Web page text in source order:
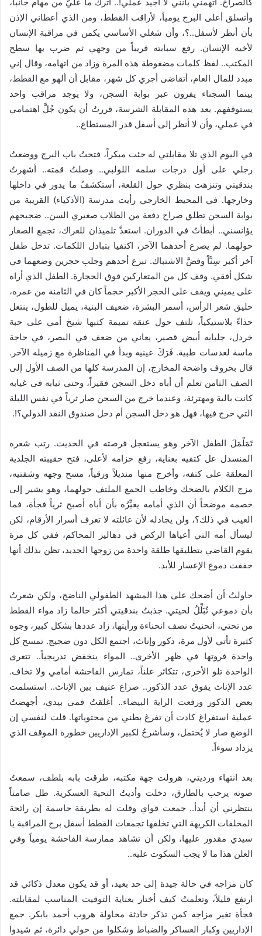
كالصراخ. اتهمني بأنني لا أجيد عملي!.. أترك ما عليّ من مهام جانباً،
وأتسلق أعلى البرج يومياً، لأراقب القطط، ومن الذي أعطاني الإذن
بأن أنظر لأسفل..؟، وأن شغلي الأساسي يكمن في مراقبة الإنسان
لأخيه الإنسان. رفع سبابته قريباً من وجهي ثم ضرب بها سطح
المكتب.. لفظ كلمات مضغوطة هذه المرة وزاد من اتهامه، وقال إني
مبدد للمال العام، أتقاضى أجري كل شهر، مقابل أن ألهو مع القطط،
بينما السجناء يفرون عبر بوابة السجن، ولا يوجد مراقب واحد
يستوقفهم. بعد هذه المقابلة الشرسة، قررتُ أن يكون جُلَّ اهتمامي
في عملي، وأن لا أنظر إلى أسفل قدر المستطاع..
في اليوم الذي تلا مقابلتي له جئت مبكراً، فتحتُ باب البرج ووضعتُ
رجلي على أول درجات سلمه اللولبي.. وصلتُ قمته.. أشهرتُ
بندقيتي وتنزهت بنظري حول القلعة، أستكشفُ ما يدور في داخلها
وخارجها. في المحيط الخارجي رأيت مدرسة (الأذكياء) القريبة من
بوابة السجن تطلق صراح دفعة من الطلاب صغيري السن.. ضجيجهم
يؤانسني.. أبطأتُ في الدوران. استعدَّ تلميذان للعراك، تجمع الصغار
حولهما. لم يصرع أحدهما الآخر، اكتفيا بتبادل اللكمات. تدخل طفل
آخر أكبر سِنَّاً وفضَّ الاشتباك. تبرع أحدهم وجلب حجرين وضعهما في
شكل أفقي. وقف كل من المتعاركين فوق الحجارة. الطفل الذي أراه
على يميني ويقف على الحجر الأكبر حجماً كان في الثامنة من عمره،
حليق شعر الرأس، أسمر البشرة، ضعيف البنية، يميل للطول، ينتعل
حذاءً بلاستيكياً، تلتف حول عنقه تميمة كتبها شيخ أمي على حبة
خردل، جلبابه أبيض قصير، يعاني من ضعف في البصر، في حاجة
ماسة لعدسات طبية. فَرَكَ عينيه وبدأ في المناظرة مع زميله الآخر.
قال بحروف واضحة المخارج، إن المدرسة كلها من الصف الأول إلى
الصف الثامن تعلم أن أباه دخل السجن فقيراً، وحتى ثيابه في غيابه
كانت بالية ومهترئة، وعندما خرج من السجن صار ثرياً في نفس الليلة
التي خرج فيها، فهل هو دخل السجن أم دخل صندوق النقد الدولي؟!.
تَمَلْمَلَ الطفل الآخر وهو يستعجل فرصته في الحديث. رتب شعره
المنسدل عل كتفيه بعناية، رفع حزامه لأعلى، فتح حقيبته الجلدية
المعلقة على كتفه، وأخرج منها منديلاً ورقياً، مسح وجهه وشفتيه،
مزج الكلام بالضحك وخاطب الجمع الملتف حولهما، وهو يشير إلى
خصمه موضحاً أن الذي أمامه يعيِّرُه بأن أباه أصبح ثرياً فجأة، فما
العيب في ذلك؟، ولن يجادله لأن عائلته لا تعرف أسرار الأرقام، لكن
ليسأل أمه التي أعياها الركض في دهاليز المحاكم، ففي كل مرة
يقوم القاضي بتطليقها طلقة واحدة من زوجها الجديد، تظن بذلك أنها
جففت دموع الإعسار للأبد.
حاولتُ أن أضحك على هذا المشهد الطفولي الناضج، ولكن شعرتُ
بأن دموعي تُبَلِّلُ لحيتي. جذبتُ بندقيتي أكثر حالما زاد مواء القطط
من تحتي، انحنيتُ نصف انحناءة ورأيتها، زاد عددها بشكل كبير، وجوه
كثيرة تأتي لأول مرة، ذكور وإناث، اجتمع الكل دون ضجيج. تمسح كل
واحدة فروتها في ظهر الأخرى.. المواء ينخفض تدريجياً.. تتعرى
الواحدة تلو الأخرى، تتكاثر علناً، تمارس الفاحشة أمامي ولا تخاف.
عدد الإناث يفوق عدد الذكور.. صراع عنيف بين الإناث.. استسلمت
بعض الذكور ورفعت الراية البيضاء.. أغلقتُ فمي بيدي، أجهضتُ
عملية استفراغ كادت أن تفرغ بطني من محتوياتها. قلت لنفسي إن
الوضع صار لا يُحتمل، وسأشرحُ لكبير الإداريين خطورة الموقف الذي
يزداد سوءاً.
بعد انتهاء ورديتي، هرولت جهة مكتبه، طرقت بابه بلطف، سمعتُ
صوته يرحب بالطارق، دخلت وأديتُ التحية العسكرية. ظل صامتاً
ينتظرني أن أبدأ.. جمعت قواي وقلت له بطريقة حاسمة إن رائحة
المخلفات الكريهة التي تخلفها تجمعات القطط أسفل برج المراقبة يا
سيدي مقدور عليها، ولكن أن تشاهد ممارسة الفاحشة يومياً وفي
العلن هذا ما لا يجب السكوت عليه..
كان مزاجه في حالة جيدة إلى حد بعيد، أو قد يكون معدل ذكائي قد
ارتفع قليلاً، وتعلمتُ كيف أختار بعناية التوقيت المناسب لمقابلته.
فجأة تغير مزاجه كمن تذكر حادثة محاولة هروب أحمد بابكر. جمع
الإداريين وكبار العساكر والضباط وشكلوا من حولي دائرة، ثم شيدوا